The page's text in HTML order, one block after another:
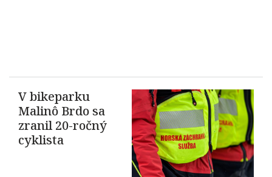
V bikeparku
Malinô Brdo sa
zranil 20-ročný
cyklista